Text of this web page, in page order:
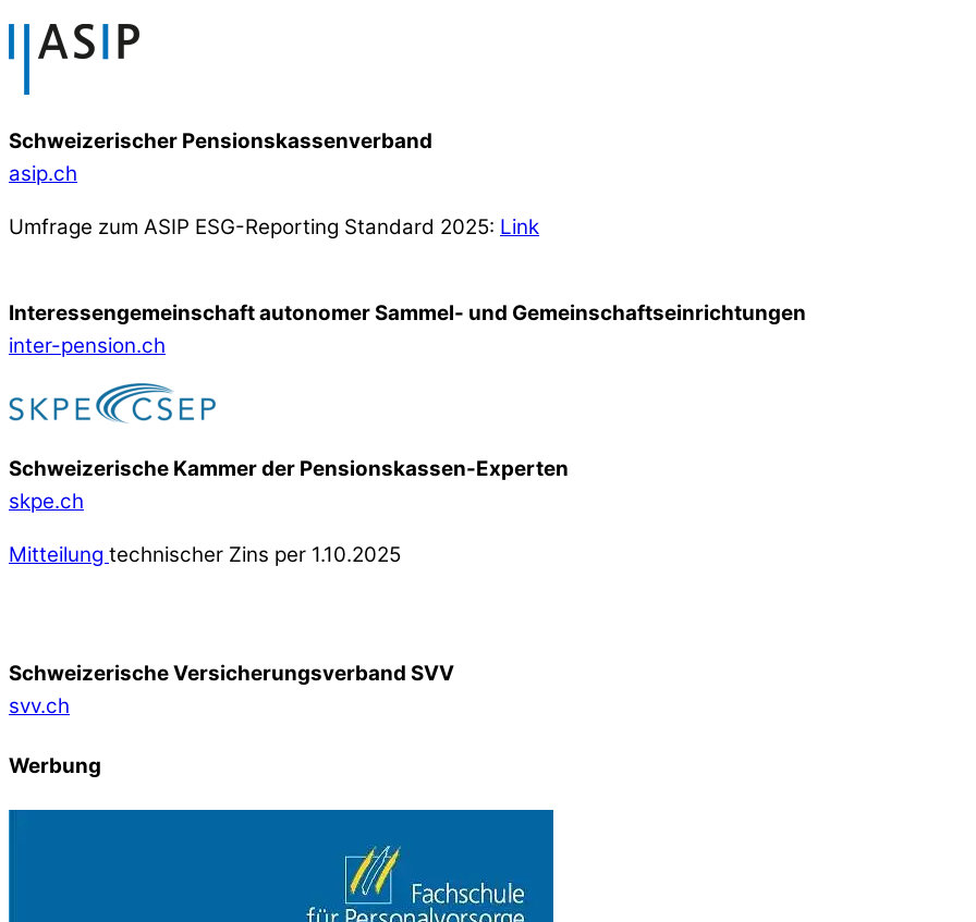
Schweizerischer Pensionskassenverband
asip.ch
Umfrage zum ASIP ESG-Reporting Standard 2025: Link
Interessengemeinschaft autonomer Sammel- und Gemeinschafts­einrichtungen
inter-pension.ch
Schweizerische Kammer der Pensionskassen-Experten
skpe.ch
Mitteilung technischer Zins per 1.10.2025
Schweizerische Versicherungsverband SVV
svv.ch
Werbung